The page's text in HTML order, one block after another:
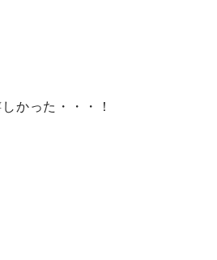
かった・・・！